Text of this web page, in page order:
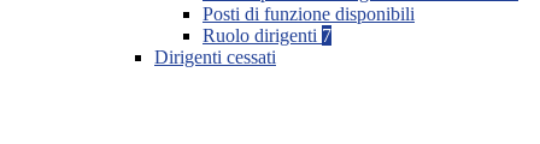
Posti di funzione disponibili
Ruolo dirigenti 7
Dirigenti cessati